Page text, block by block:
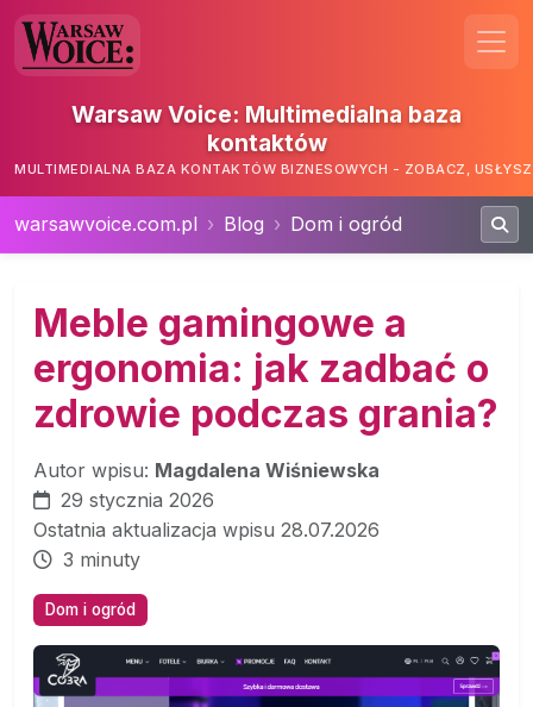
Warsaw Voice: Multimedialna baza
kontaktów
MULTIMEDIALNA BAZA KONTAKTÓW BIZNESOWYCH - ZOBACZ,
warsawvoice.com.pl Blog Dom i ogród
Meble gamingowe a
ergonomia: jak zadbać o
zdrowie podczas grania?
Autor wpisu: Magdalena Wiśniewska
29 stycznia 2026
Ostatnia aktualizacja wpisu 28.07.2026
3 minuty
Dom i ogród